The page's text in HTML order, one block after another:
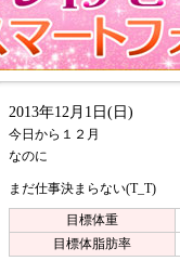
2013年12月1日(日)
今日から１２月
なのに
まだ仕事決まらない(T_T)
目標体重
目標体脂肪率